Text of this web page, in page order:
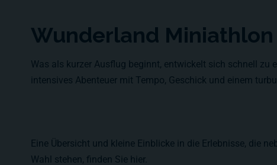
Wunderland Miniathlon
Was als kurzer Ausflug beginnt, entwickelt sich schnell zu
intensives Abenteuer mit Tempo, Geschick und einem
Eine Übersicht und kleine Einblicke in die Erlebnisse, die
Wahl stehen, finden Sie hier.